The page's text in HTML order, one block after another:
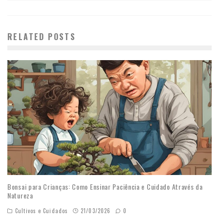
RELATED POSTS
Bonsai para Crianças: Como Ensinar Paciência e Cuidado Através da
Natureza
Cultivos e Cuidados 21/03/2026 0